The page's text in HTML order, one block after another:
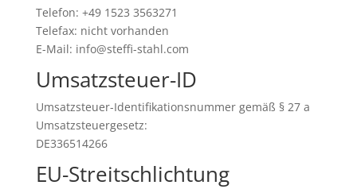
Telefon: +49 1523 3563271
Telefax: nicht vorhanden
E-Mail: info@steffi-stahl.com
Umsatzsteuer-ID
Umsatzsteuer-Identifikationsnummer gemäß § 27 a
Umsatzsteuergesetz:
DE336514266
EU-Streitschlichtung